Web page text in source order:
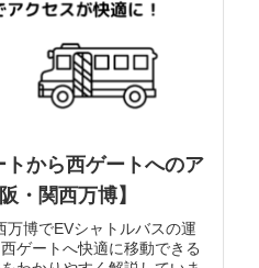
トから西ゲートへのア
・関西万博】
博でEVシャトルバスの運
ゲートへ快適に移動できる